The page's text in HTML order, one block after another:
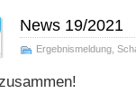
News 19/2021
Ergebnismeldung